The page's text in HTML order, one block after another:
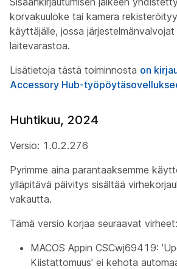
korvakuuloke tai kamera
käyttäjälle, jossa
laitevarastoa.
Lisätietoja tästä toiminnosta on
Accessory Hub-
Huhtikuu, 2024
Versio: 1.0.2.276
Pyrimme aina parantaaksemme
ylläpitävä päivitys sisältää
vakautta.
Tämä versio korjaa seuraavat virheet:
MACOS Appin CSCwj69419:
Kiistattomuus' ei kehota